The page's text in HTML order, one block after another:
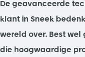
De geavanceerde
klant in Sneek
wereld over. Best
die hoogwaardige